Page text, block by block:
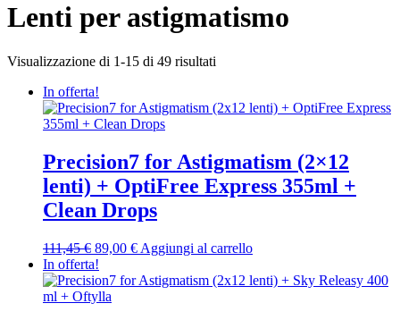
Lenti per astigmatismo
Visualizzazione di 1-15 di 49 risultati
al
In offerta!
Precision7 for Astigmatism (2×12
lenti) + OptiFree Express 355ml +
Clean Drops
111,45€ Il
prezzo
originale
era:
89,00 €Il
attuale
Aggiungi al carrello
In offerta!